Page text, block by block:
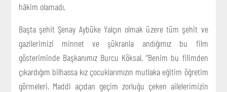
hâkim olamadı.
Başta şehit Şenay Aybüke Yalçın olmak üzere tüm şehit ve
gazilerimizi minnet ve şükranla andığımız bu film
gösteriminde Başkanımız Burcu Köksal, “Benim bu filimden
çıkardığım bilhassa kız çocuklarımızın mutlaka eğitim öğretim
görmeleri. Maddi açıdan geçim zorluğu çeken ailelerimizin